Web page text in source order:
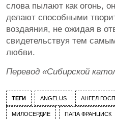
слова пылают как огонь,
делают способными
воздаяния, не ожидая в
свидетельствуя тем
любви.
Перевод «Сибирской
ТЕГИ ANGELUS АНГЕЛ
МИЛОСЕРДИЕ ПАПА ФРАНЦИСК